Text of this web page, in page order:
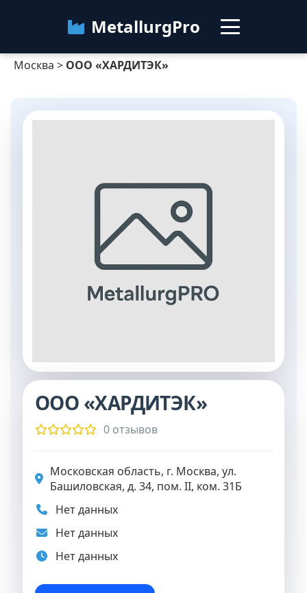
MetallurgPro
Москва
Категории
Контакты
Москва > ООО «ХАРДИТЭК»
ООО «ХАРДИТЭК»
0 отзывов
Московская область, г. Москва, ул.
Башиловская, д. 34, пом. II, ком. 31Б
Нет данных
Нет данных
Нет данных